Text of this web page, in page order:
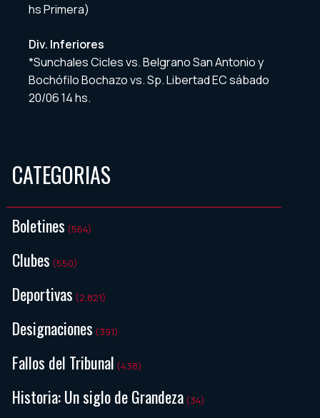
hs Primera)
Div. Inferiores
*Sunchales Cicles vs. Belgrano San Antonio y
Bochófilo Bochazo vs. Sp. Libertad EC sábado
20/06 14 hs.
CATEGORIAS
Boletines (564)
Clubes (550)
Deportivas (2.821)
Designaciones (391)
Fallos del Tribunal (438)
Historia: Un siglo de Grandeza (34)